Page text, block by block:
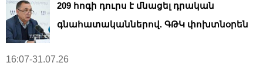
209 հոգի դուրս է մնացել դրական
գնահատականներով. ԳԹԿ փոխտնօրեն
16:07-31.07.26